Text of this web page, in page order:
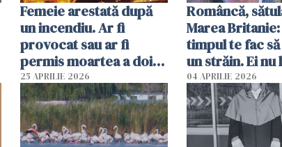
Femeie arestată după
un incendiu. Ar fi
provocat sau ar fi
permis moartea a doi
copii de 1 an și 3 ani
25 APRILIE 2026
Româncă,
Marea
timpul te fac
un străin. Ei nu
ca noi. În
oamenii sunt
04 APRILIE 2026